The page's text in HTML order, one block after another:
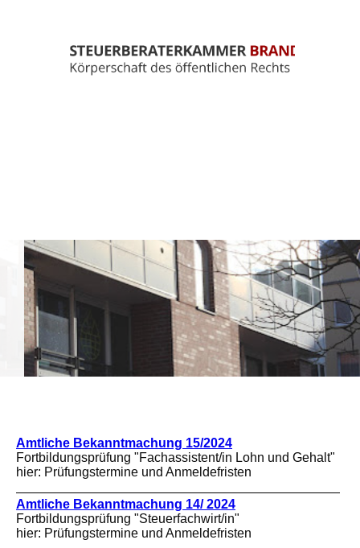
Amtliche Bekanntmachung 15/2024
Fortbildungsprüfung "Fachassistent/in Lohn und Gehalt"
hier: Prüfungstermine und Anmeldefristen
Amtliche Bekanntmachung 14/ 2024
Fortbildungsprüfung "Steuerfachwirt/in"
hier: Prüfungstermine und Anmeldefristen